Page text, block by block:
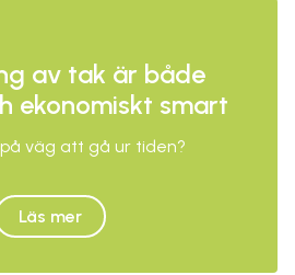
av tak är både
ekonomiskt smart
väg att gå ur tiden?
Läs mer